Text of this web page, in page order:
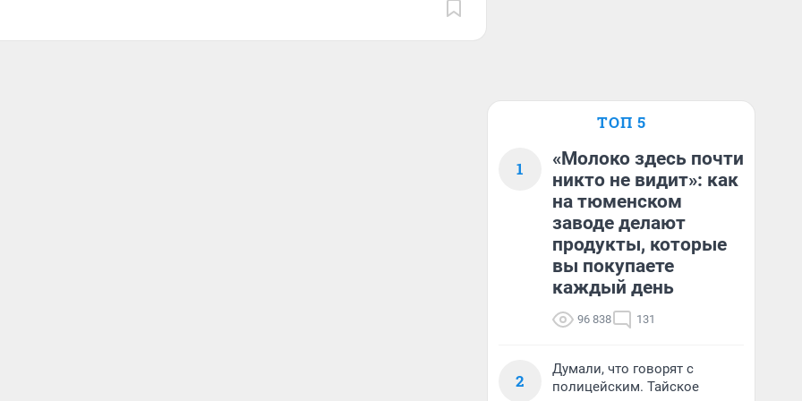
ТОП 5
1
«Молоко здесь почти
никто не видит»: как
на тюменском
заводе делают
продукты, которые
вы покупаете
каждый день
96 838 131
2
Думали, что говорят с
полицейским. Тайское